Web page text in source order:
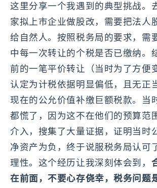
这里分享一个我遇到的典型挑战。
家拟上市企业做股改，需要把法人
给自然人。按照税务局的要求，需
中每一次转让的个税是否已缴纳。
前的一笔平价转让（当时为了方便
认定为计税依据明显偏低，且无正
现在的公允价值补缴巨额税款。当
都慌了，因为这不在他们的预算范
介入，搜集了大量证据，证明当时
净资产为负，终于说服税务局认可
理性。这个经历让我深刻体会到，
在前面，不要心存侥幸，税务问题